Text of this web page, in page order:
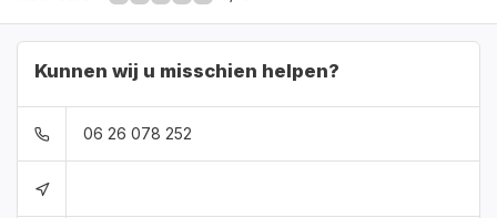
Kunnen wij u misschien helpen?
06 26 078 252